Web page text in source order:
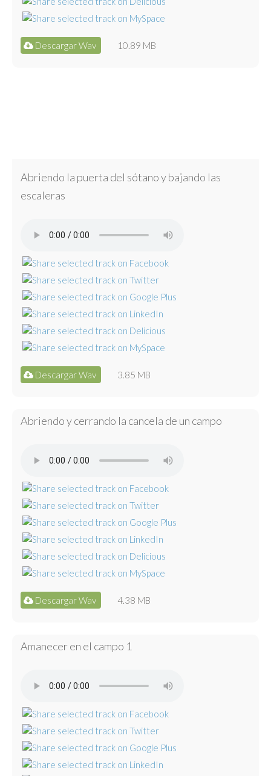
Descargar Wav 10.89 MB
Abriendo la puerta del sótano y bajando las
escaleras
Descargar Wav 3.85 MB
Abriendo y cerrando la cancela de un campo
Descargar Wav 4.38 MB
Amanecer en el campo 1